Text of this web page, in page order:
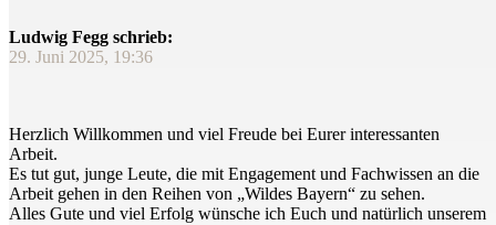
Ludwig Fegg schrieb:
29. Juni 2025, 19:36
Herzlich Willkommen und viel Freude bei Eurer interessanten
Arbeit.
Es tut gut, junge Leute, die mit Engagement und Fachwissen an die
Arbeit gehen in den Reihen von „Wildes Bayern“ zu sehen.
Alles Gute und viel Erfolg wünsche ich Euch und natürlich unserem